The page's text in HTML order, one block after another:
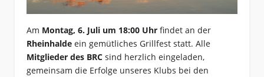
Am Montag, 6. Juli um 18:00 Uhr findet an der
Rheinhalde ein gemütliches Grillfest statt. Alle
Mitglieder des BRC sind herzlich eingeladen,
gemeinsam die Erfolge unseres Klubs bei den